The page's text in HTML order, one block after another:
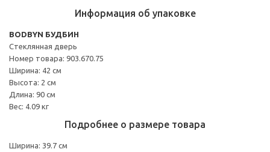
Информация об упаковке
BODBYN БУДБИН
Стеклянная дверь
Номер товара: 903.670.75
Ширина: 42 см
Высота: 2 см
Длина: 90 см
Вес: 4.09 кг
Подробнее о размере товара
Ширина: 39.7 см